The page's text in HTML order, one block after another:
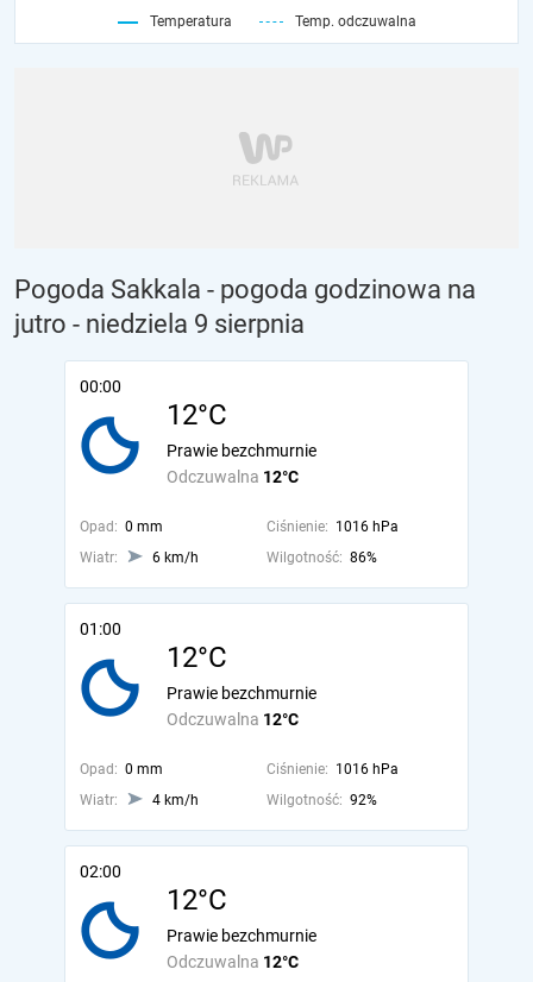
Temperatura Temp. odczuwalna
Pogoda Sakkala - pogoda godzinowa na
jutro - niedziela 9 sierpnia
00:00
12°C
Odczuwalna 12°C
Prawie bezchmurnie
Opad: 0 mm Ciśnienie: 1016 hPa
Wiatr:
6 km/h Wilgotność: 86%
01:00
12°C
Odczuwalna 12°C
Prawie bezchmurnie
Opad: 0 mm Ciśnienie: 1016 hPa
Wiatr:
4 km/h Wilgotność: 92%
02:00
12°C
Odczuwalna 12°C
Prawie bezchmurnie